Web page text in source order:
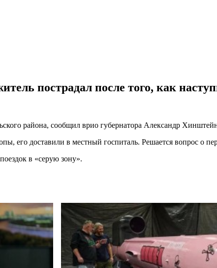
пострадал после того, как
района, сообщил врио губернатора Александр
его доставили в местный госпиталь. Решается вопрос о
в «серую зону».